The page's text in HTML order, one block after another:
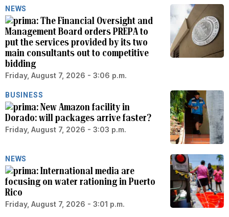
NEWS
The Financial Oversight and
Management Board orders PREPA to
put the services provided by its two
main consultants out to competitive
bidding
Friday, August 7, 2026 - 3:06 p.m.
BUSINESS
New Amazon facility in
Dorado: will packages arrive faster?
Friday, August 7, 2026 - 3:03 p.m.
NEWS
International media are
focusing on water rationing in Puerto
Rico
Friday, August 7, 2026 - 3:01 p.m.